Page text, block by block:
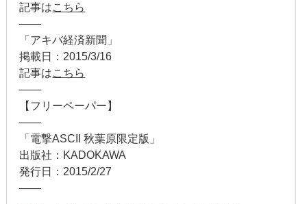
記事はこちら
——
「アキバ経済新聞」
掲載日：2015/3/16
記事はこちら
——
【フリーペーパー】
——
「電撃ASCII 秋葉原限定版」
出版社：KADOKAWA
発行日：2015/2/27
——